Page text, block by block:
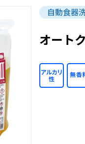
自動食器
オート